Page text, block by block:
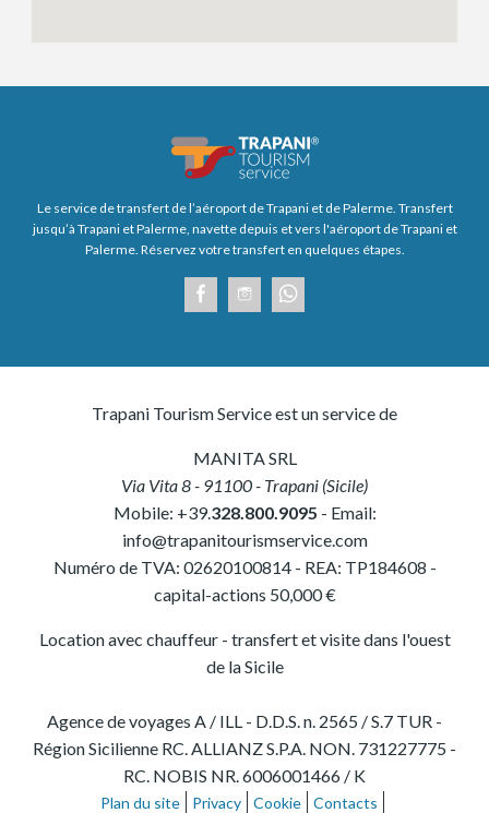
Le service de transfert de l’aéroport de Trapani et de Palerme. Transfert
jusqu’à Trapani et Palerme, navette depuis et vers l'aéroport de Trapani et
Palerme. Réservez votre transfert en quelques étapes.
Trapani Tourism Service est un service de
MANITA SRL
Via Vita 8- 91100- Trapani (Sicile)
Mobile: +39.328.800.9095 - Email:
info@trapanitourismservice.com
Numéro de TVA: 02620100814- REA: TP184608 -
capital-actions 50,000 €
Location avec chauffeur - transfert et visite dans l'ouest
de la Sicile
Agence de voyages A / ILL - D.D.S. n. 2565 / S.7 TUR -
Région Sicilienne RC. ALLIANZ S.P.A. NON. 731227775 -
RC. NOBIS NR. 6006001466 / K
Plan du site Privacy Cookie Contacts